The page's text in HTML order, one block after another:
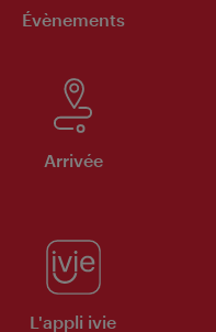
Évènements
Arrivée
L'appli ivie